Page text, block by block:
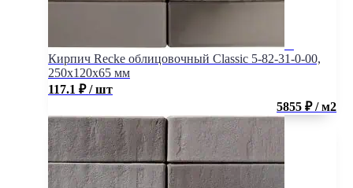
Кирпич Recke облицовочный Classic 5-82-31-0-00,
250x120x65 мм
117.1 ₽ / шт
5855 ₽ / м2